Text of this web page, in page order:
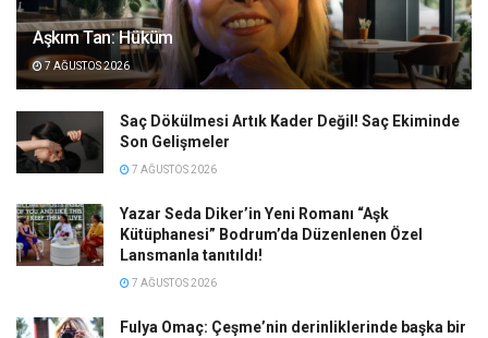
Aşkım Tan: Hüküm
7 AĞUSTOS 2026
Saç Dökülmesi Artık Kader Değil! Saç Ekiminde
Son Gelişmeler
7 AĞUSTOS 2026
Yazar Seda Diker’in Yeni Romanı “Aşk
Kütüphanesi” Bodrum’da Düzenlenen Özel
Lansmanla tanıtıldı!
7 AĞUSTOS 2026
Fulya Omaç: Çeşme’nin derinliklerinde başka bir